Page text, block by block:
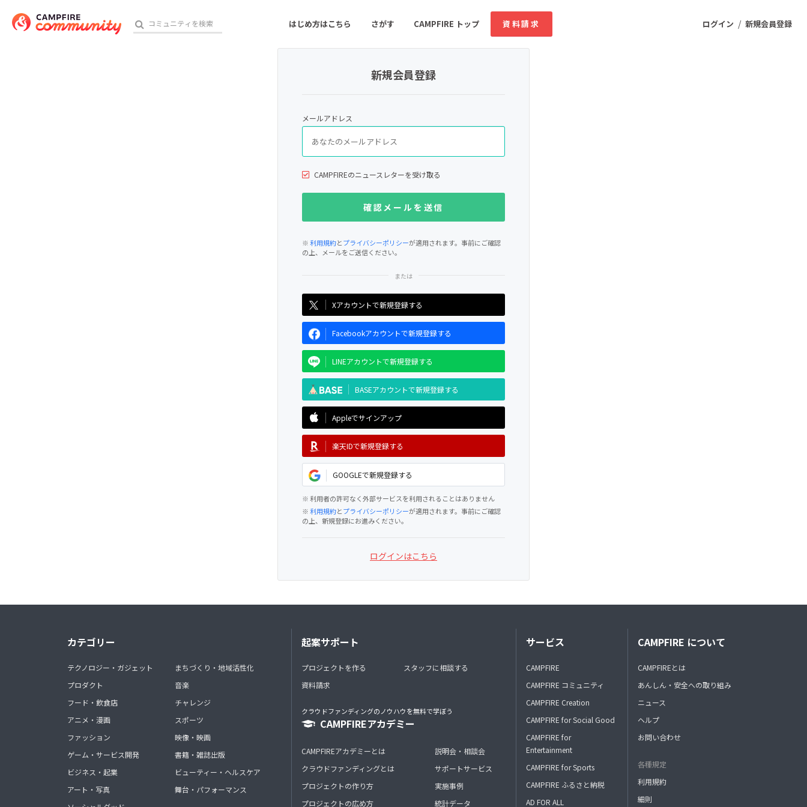
ログイン / 新規会員登録
はじめ方はこちら さがす CAMPFIRE トップ 資料請求
ゲーム・サービス開発
書籍・雑誌出版 アニメ・漫画
ソーシャルグッド ビューティー・ヘルスケア
新規会員登録
メールアドレス
CAMPFIREのニュースレターを受け取る
※利用規約とプライバシーポリシーが適用されます。事前にご確認
の上、メールをご送信ください。
Xアカウントで新規登録する
Facebookアカウントで新規登録する
LINEアカウントで新規登録する
BASEアカウントで新規登録する
Appleでサインアップ
楽天IDで新規登録する
GOOGLEで新規登録する
※ 利用者の許可なく外部サービスを利用されることはありません
※利用規約とプライバシーポリシーが適用されます。事前にご確認
の上、新規登録にお進みください。
ログインはこちら
カテゴリー
テクノロジー・ガジェット
プロダクト
フード・飲食店
アニメ・漫画
ファッション
ゲーム・サービス開発
ビジネス・起業
アート・写真
まちづくり・地域活性化
音楽
チャレンジ
スポーツ
映像・映画
書籍・雑誌出版
ビューティー・ヘルスケア
舞台・パフォーマンス
起案サポート
プロジェクトを作る
資料請求
スタッフに相談する
クラウドファンディングのノウハウを無料で学ぼう
CAMPFIREアカデミー
CAMPFIREアカデミーとは
クラウドファンディングとは
プロジェクトの作り方
プロジェクトの広め方
説明会・相談会
サポートサービス
実施事例
統計データ
サービス
CAMPFIRE
CAMPFIRE コミュニティ
CAMPFIRE Creation
CAMPFIRE for Social Good
CAMPFIRE for
Entertainment
CAMPFIRE for Sports
CAMPFIRE ふるさと納税
AD FOR ALL
CAMPFIRE について
CAMPFIREとは
あんしん・安全への取り組み
ニュース
ヘルプ
お問い合わせ
各種規定
利用規約
細則